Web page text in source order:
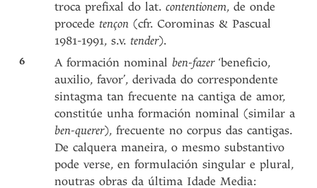
troca prefixal do lat.contentionem, de onde
procedetençon (cfr. Corominas & Pascual
1981-1991, s.v.tender).
6 A formación nominalben-fazer‘beneficio,
auxilio, favor’, derivada do correspondente
sintagma tan frecuente na cantiga de amor,
constitúe unha formación nominal (similar a
ben-querer), frecuente no corpus das cantigas.
De calquera maneira, o mesmo substantivo
pode verse, en formulación singular e plural,
noutras obras da última Idade Media: